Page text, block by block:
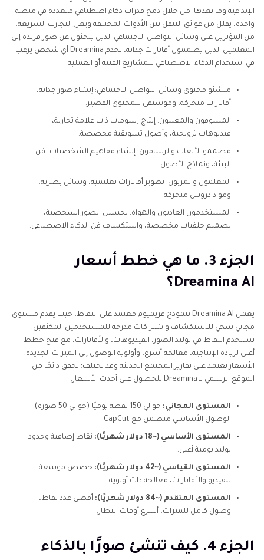
الإبداعية وما بعدها. من خلال دمج قدرات ذكاء اصطناعي متعددة في منصة
واحدة، يقلل من عوائق التنقل بين الأدوات المختلفة ويعزز التجارب السريعة.
من المؤثرين على وسائل التواصل الاجتماعي الذين يبحثون عن صور فريدة إلى
المعلمين الذين يصممون أفاتارات جذابة، يخدم Dreamina أي شخص يرغب
في استخدام الذكاء الاصطناعي للمشاريع الفنية أو العملية.
منشئو محتوى وسائل التواصل الاجتماعي: إنشاء صور جذابة،
أفاتارات متحركة، وموسيقى للمحتوى القصير.
المسوقون والمعلنون: إنتاج رسومات ذات علامة تجارية،
فيديوهات ترويجية، وأصول تسويقية مخصصة.
مصممو الألعاب والرسامون: إنشاء مفاهيم الشخصيات، فن
البيئة، ونماذج الأصول.
المعلمون والمربون: تطوير أفاتارات تعليمية، وسائل بصرية،
ومواد دروس متحركة.
المستخدمون العاديون والهواة: تحسين الصور الشخصية،
تصميم خلفيات مخصصة، واستكشاف فن الذكاء الاصطناعي.
الجزء 3. ما هي خطط أسعار
Dreamina AI؟
يعمل Dreamina AI بنموذج فريميوم معتمد على النقاط، حيث يقدم مستوى
مجاني سخي للاستكشاف واشتراكات مدرجة للمستخدمين المكثفين.
تُستخدم النقاط في توليد الصور، الفيديوهات، والأفاتارات، مع فتح خطط
أعلى لزيادة الإنتاجية، معالجة أسرع، وأولوية الوصول إلى الميزات الجديدة.
الأسعار تعتمد على تقارير المجتمع الحديثة وقد تختلف؛ تحقق دائمًا من
الموقع الرسمي لـ Dreamina للحصول على أحدث الأسعار.
المستوى المجاني:
حوالي 150 نقطة يوميًا (حوالي 50 صورة).
الوصول الأساسي متضمن مع CapCut.
المستوى الأساسي (~18 دولار شهريًا):
نقاط إضافية وحدود
توليد يومية أعلى.
المستوى القياسي (~42 دولار شهريًا):
حصص موسعة
للفيديو والأفاتارات، معالجة ذات أولوية.
المستوى المتقدم (~84 دولار شهريًا):
أقصى عدد نقاط،
وصول كامل للميزات، أسرع أوقات انتظار.
الجزء 4. كيف تنشئ صورًا بالذكاء